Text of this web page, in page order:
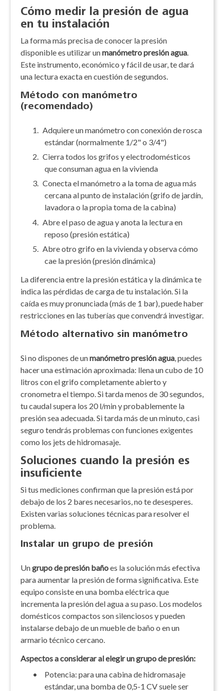
Cómo medir la presión de agua
en tu instalación
La forma más precisa de conocer la presión
disponible es utilizar unmanómetro presión agua.
Este instrumento, económico y fácil de usar, te dará
una lectura exacta en cuestión de segundos.
Método con manómetro
(recomendado)
1.
Adquiere un manómetro con conexión de rosca
estándar (normalmente 1/2" o 3/4")
2. Cierra todos los grifos y electrodomésticos
que consuman agua en la vivienda
3. Conecta el manómetro a la toma de agua más
cercana al punto de instalación (grifo de jardín,
lavadora o la propia toma de la cabina)
4.
Abre el paso de agua y anota la lectura en
reposo (presión estática)
5. Abre otro grifo en la vivienda y observa cómo
cae la presión (presión dinámica)
La diferencia entre la presión estática y la dinámica te
indica las pérdidas de carga de tu instalación. Si la
caída es muy pronunciada (más de 1 bar), puede haber
restricciones en las tuberías que convendrá investigar.
Método alternativo sin manómetro
Si no dispones de unmanómetro presión agua , puedes
hacer una estimación aproximada: llena un cubo de 10
litros con el grifo completamente abierto y
cronometra el tiempo. Si tarda menos de 30 segundos,
tu caudal supera los 20 l/min y probablemente la
presión sea adecuada. Si tarda más de un minuto, casi
seguro tendrás problemas con funciones exigentes
como los jets de hidromasaje.
Soluciones cuando la presión es
insuficiente
Si tus mediciones confirman que la presión está por
debajo de los 2 bares necesarios, no te desesperes.
Existen varias soluciones técnicas para resolver el
problema.
Instalar un grupo de presión
Ungrupo de presión bañoes la solución más efectiva
para aumentar la presión de forma significativa. Este
equipo consiste en una bomba eléctrica que
incrementa la presión del agua a su paso. Los modelos
domésticos compactos son silenciosos y pueden
instalarse debajo de un mueble de baño o en un
armario técnico cercano.
Aspectos a considerar al elegir un grupo de presión:
•
Potencia: para una cabina de hidromasaje
estándar, una bomba de 0,5-1 CV suele ser